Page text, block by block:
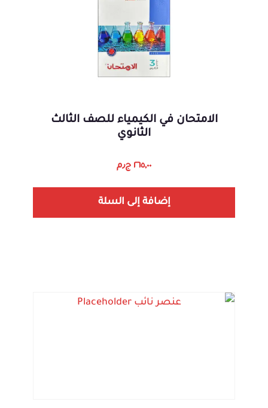
الامتحان في الكيمياء للصف الثالث
الثانوي
٢٦٥,٠٠ ج٫م
إضافة إلى السلة